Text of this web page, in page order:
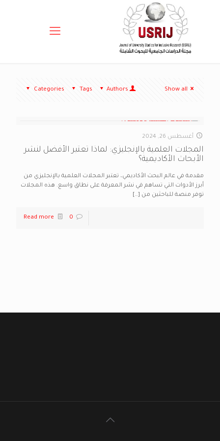
Categories Tags Authors Show all
أغسطس 26, 2024
المجلات العلمية بالإنجليزي: لماذا تعتبر الأفضل لنشر
الأبحاث الأكاديمية؟
مقدمة في عالم البحث الأكاديمي، تعتبر المجلات العلمية بالإنجليزي من
أبرز الأدوات التي تساهم في نشر المعرفة على نطاق واسع. هذه المجلات
توفر منصة للباحثين من […]
0
Read more